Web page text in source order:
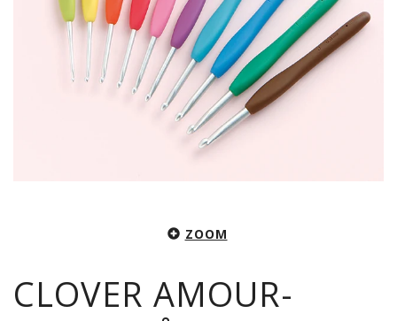
ZOOM
CLOVER AMOUR-